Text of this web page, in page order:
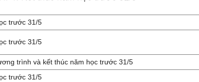
trước 31/5
trước 31/5
trình và kết thúc năm học trước 31/5
trước 31/5